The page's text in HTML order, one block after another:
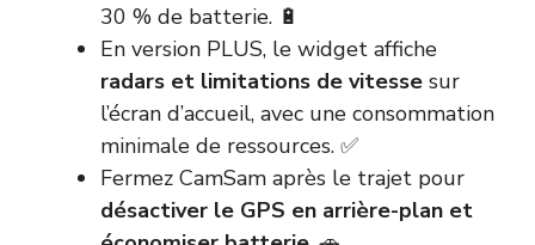
30 % de batterie. 🔋
En version PLUS, le widget affiche
radars et limitations de vitesse sur
l’écran d’accueil, avec une consommation
minimale de ressources. ✅
Fermez CamSam après le trajet pour
désactiver le GPS en arrière-plan et